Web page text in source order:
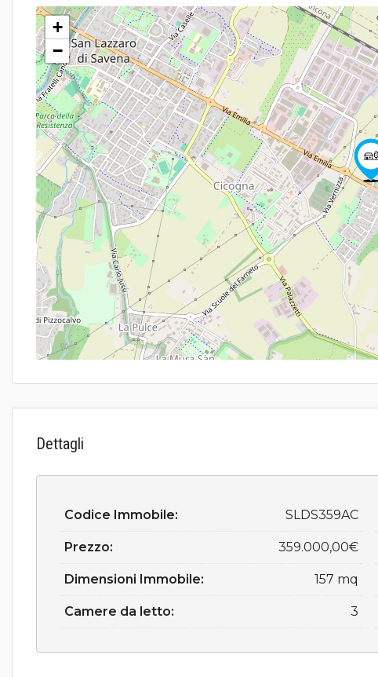
+
−
Dettagli
Codice Immobile: SLDS359AC
Prezzo: 359.000,00€
Dimensioni Immobile: 157 mq
Camere da letto: 3